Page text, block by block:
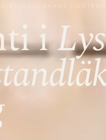
I
i